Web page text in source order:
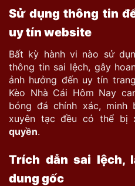
Sử dụng thông tin
uy tín website
Bất kỳ hành vi nào sử
thông tin sai lệch, gây
ảnh hưởng đến uy tín
Kèo Nhà Cái Hôm Nay
bóng đá chính xác, minh
xuyên tạc đều có thể bị
quyền.
Trích dẫn sai lệch,
dung gốc